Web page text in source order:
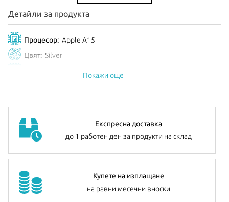
Детайли за продукта
Процесор: Apple А15
Цвят: Silver
Покажи още
Експресна доставка
до 1 работен ден за продукти на склад
Купете на изплащане
на равни месечни вноски